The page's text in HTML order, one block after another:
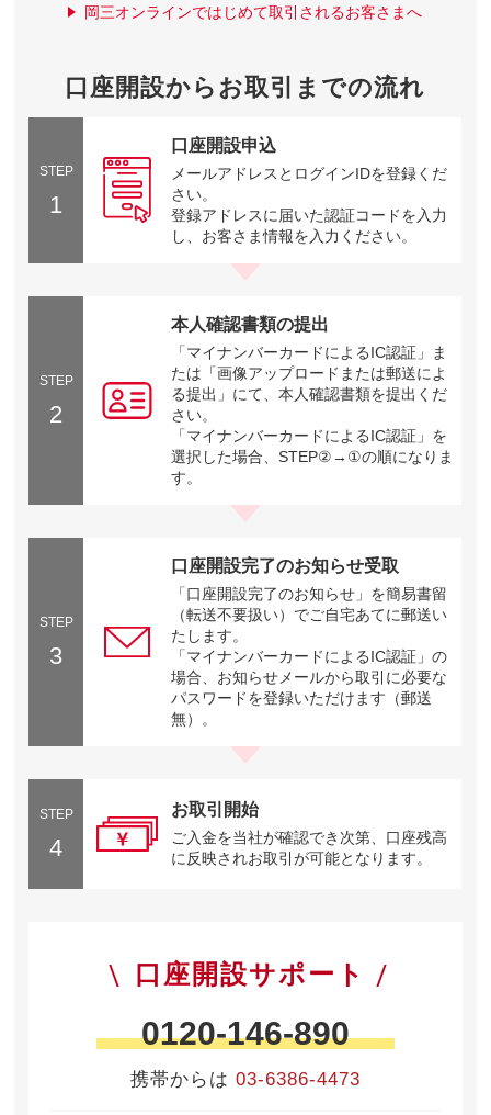
岡三オンラインではじめて取引されるお客さまへ
口座開設からお取引までの流れ
STEP
1
口座開設申込
メールアドレスとログインIDを登録くだ
さい。
登録アドレスに届いた認証コードを入力
し、お客さま情報を入力ください。
STEP
2
本人確認書類の提出
「マイナンバーカードによるIC認証」ま
たは「画像アップロードまたは郵送によ
る提出」にて、本人確認書類を提出くだ
さい。
「マイナンバーカードによるIC認証」を
選択した場合、STEP②→①の順になりま
す。
STEP
3
口座開設完了のお知らせ受取
「口座開設完了のお知らせ」を簡易書留
（転送不要扱い）でご自宅あてに郵送い
たします。
「マイナンバーカードによるIC認証」の
場合、お知らせメールから取引に必要な
パスワードを登録いただけます（郵送
無）。
STEP
4
お取引開始
ご入金を当社が確認でき次第、口座残高
に反映されお取引が可能となります。
口座開設サポート
0120-146-890
携帯からは 03-6386-4473